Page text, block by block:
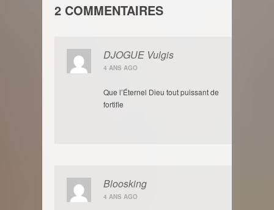
2 COMMENTAIRES
DJOGUE Vulgis
4 ANS AGO
Que l’Éternel Dieu tout puissant de
fortifie
Bloosking
4 ANS AGO